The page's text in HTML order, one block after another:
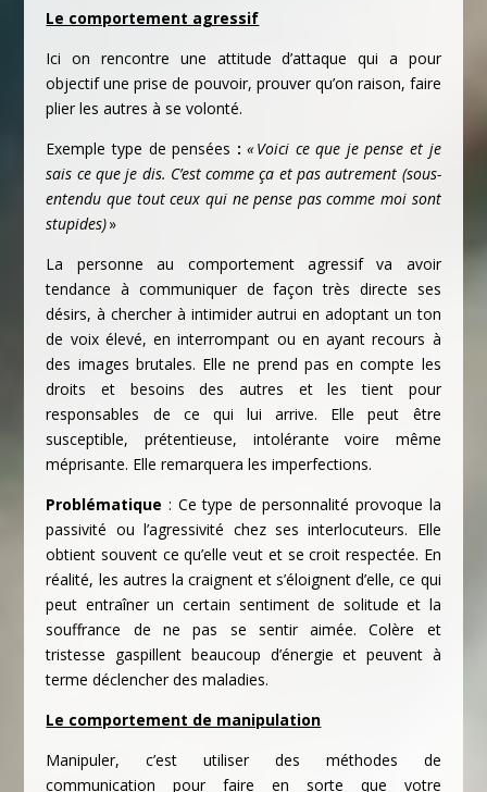
Le comportement agressif
Ici on rencontre une attitude d’attaque qui a pour
objectif une prise de pouvoir, prouver qu’on raison, faire
plier les autres à se volonté.
Exemple type de pensées : « Voici ce que je pense et je
sais ce que je dis. C’est comme ça et pas autrement (sous-
entendu que tout ceux qui ne pense pas comme moi sont
stupides)»
La personne au comportement agressif va avoir
tendance à communiquer de façon très directe ses
désirs, à chercher à intimider autrui en adoptant un ton
de voix élevé, en interrompant ou en ayant recours à
des images brutales. Elle ne prend pas en compte les
droits et besoins des autres et les tient pour
responsables de ce qui lui arrive. Elle peut être
susceptible, prétentieuse, intolérante voire même
méprisante. Elle remarquera les imperfections.
Problématique : Ce type de personnalité provoque la
passivité ou l’agressivité chez ses interlocuteurs. Elle
obtient souvent ce qu’elle veut et se croit respectée. En
réalité, les autres la craignent et s’éloignent d’elle, ce qui
peut entraîner un certain sentiment de solitude et la
souffrance de ne pas se sentir aimée. Colère et
tristesse gaspillent beaucoup d’énergie et peuvent à
terme déclencher des maladies.
Le comportement de manipulation
Manipuler, c’est utiliser des méthodes de
communication pour faire en sorte que votre